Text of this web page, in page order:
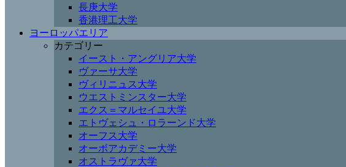
長庚大学
香港理工大学
ヨーロッパエリア
カテゴリー
イースト・アングリア大学
ヴァーサ大学
ヴィリニュス大学
ウエストミンスター大学
エクス＝マルセイユ大学
エトヴェシュ・ロラーンド大学
オーフス大学
オーボアカデミー大学
オストラヴァ大学